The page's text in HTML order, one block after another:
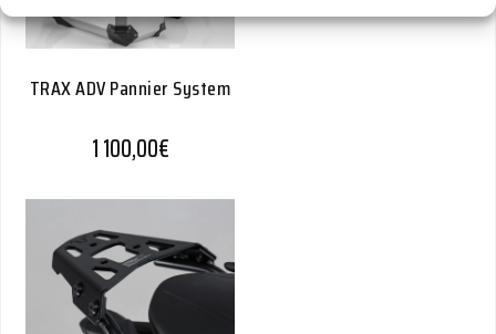
TRAX ADV Pannier System
1 100,00€